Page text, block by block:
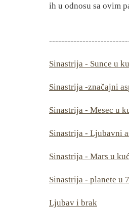
ih u odnosu sa ovim
Sinastrija - Sunce u
Sinastrija -značajni
Sinastrija - Mesec u
Sinastrija - Ljubavni
Sinastrija - Mars u
Sinastrija - planete u
Ljubav i brak